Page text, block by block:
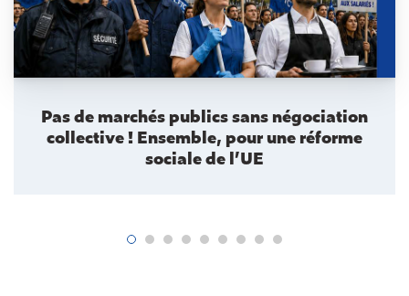
Pas de marchés publics sans négociation
collective ! Ensemble, pour une réforme
sociale de l’UE